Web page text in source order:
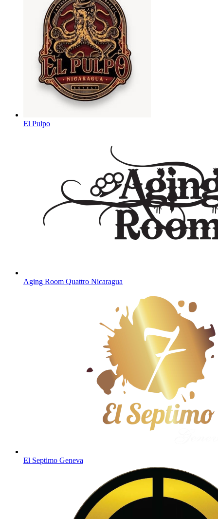
El Pulpo
Aging Room Quattro Nicaragua
El Septimo Geneva